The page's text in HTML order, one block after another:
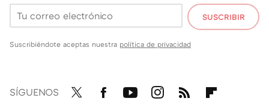
SUSCRIBIR
Suscribiéndote aceptas nuestra política de privacidad
SÍGUENOS